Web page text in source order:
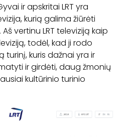
ir apskritai LRT yra
kurią galima žiūrėti
vertinu LRT televiziją kaip
todėl, kad ji rodo
turinį, kuris dažnai yra ir
ir girdėti, daug žmonių
kultūrinio turinio